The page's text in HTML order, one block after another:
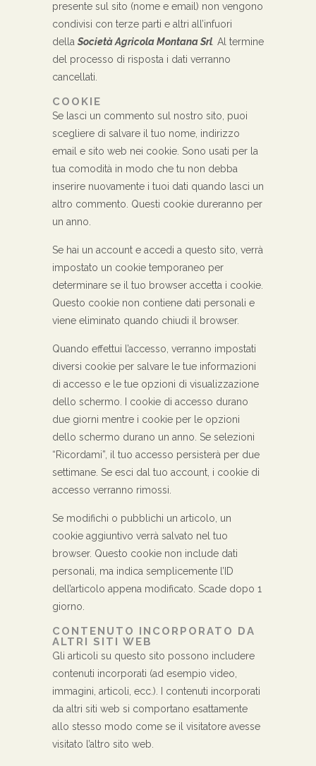
presente sul sito (nome e email) non vengono
condivisi con terze parti e altri all’infuori
della Società Agricola Montana Srl Al termine
del processo di risposta i dati verranno
cancellati.
COOKIE
Se lasci un commento sul nostro sito, puoi
scegliere di salvare il tuo nome, indirizzo
email e sito web nei cookie. Sono usati per la
tua comodità in modo che tu non debba
inserire nuovamente i tuoi dati quando lasci un
altro commento. Questi cookie dureranno per
un anno.
Se hai un account e accedi a questo sito, verrà
impostato un cookie temporaneo per
determinare se il tuo browser accetta i cookie.
Questo cookie non contiene dati personali e
viene eliminato quando chiudi il browser.
Quando effettui l’accesso, verranno impostati
diversi cookie per salvare le tue informazioni
di accesso e le tue opzioni di visualizzazione
dello schermo. I cookie di accesso durano
due giorni mentre i cookie per le opzioni
dello schermo durano un anno. Se selezioni
“Ricordami”, il tuo accesso persisterà per due
settimane. Se esci dal tuo account, i cookie di
accesso verranno rimossi.
Se modifichi o pubblichi un articolo, un
cookie aggiuntivo verrà salvato nel tuo
browser. Questo cookie non include dati
personali, ma indica semplicemente l’ID
dell’articolo appena modificato. Scade dopo 1
giorno.
CONTENUTO INCORPORATO DA
ALTRI SITI WEB
Gli articoli su questo sito possono includere
contenuti incorporati (ad esempio video,
immagini, articoli, ecc.). I contenuti incorporati
da altri siti web si comportano esattamente
allo stesso modo come se il visitatore avesse
visitato l’altro sito web.